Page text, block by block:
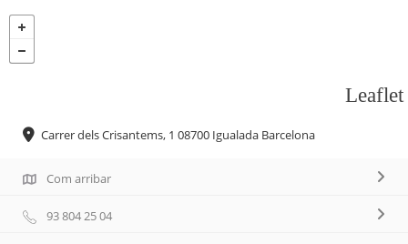
Leaflet
Carrer dels Crisantems, 1 08700 Igualada Barcelona
Com arribar
93 804 25 04